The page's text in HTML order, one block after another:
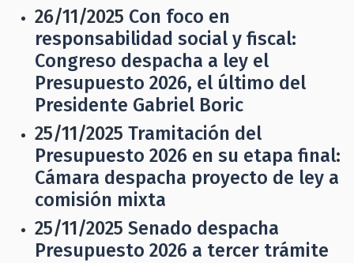
26/11/2025 Con foco en
responsabilidad social y fiscal:
Congreso despacha a ley el
Presupuesto 2026, el último del
Presidente Gabriel Boric
25/11/2025 Tramitación del
Presupuesto 2026 en su etapa final:
Cámara despacha proyecto de ley a
comisión mixta
25/11/2025 Senado despacha
Presupuesto 2026 a tercer trámite